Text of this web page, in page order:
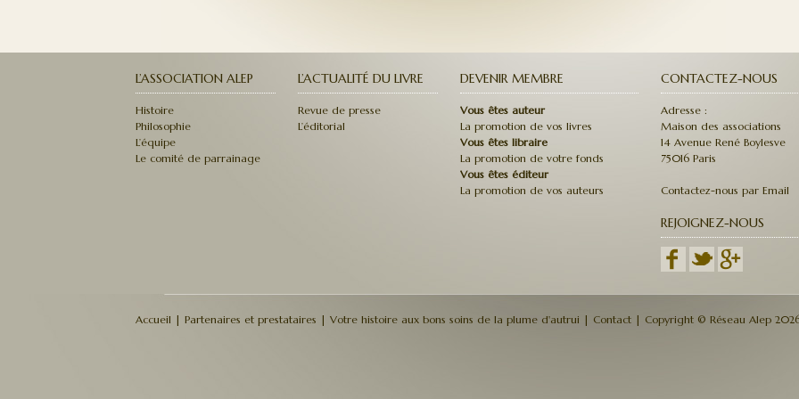
L’ASSOCIATION ALEP
Histoire
Philosophie
L’équipe
Le comité de parrainage
L’ACTUALITÉ DU LIVRE
Revue de presse
L’éditorial
DEVENIR MEMBRE
Vous êtes auteur
La promotion de vos livres
Vous êtes libraire
La promotion de votre fonds
Vous êtes éditeur
La promotion de vos auteurs
CONTACTEZ-NOUS
Adresse :
Maison des associations
14 Avenue René Boylesve
75016 Paris
Contactez-nous par Email
REJOIGNEZ-NOUS
Accueil | Partenaires et prestataires | Votre histoire aux bons soins de la plume d'autrui | Contact | Copyright © Réseau Alep